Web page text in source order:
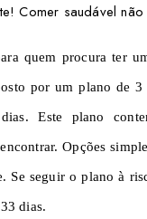
Comer saudável
quem procura ter
por um plano de 3
Este plano
Opções
Se seguir o plano à
dias.